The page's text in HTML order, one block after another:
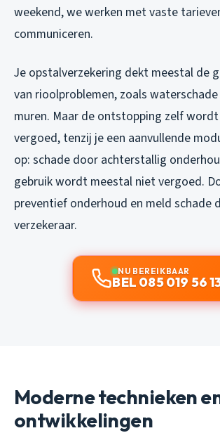
weekend, we werken met vaste
communiceren.
Je opstalverzekering dekt meestal de
van rioolproblemen, zoals
muren. Maar de ontstopping zelf
vergoed, tenzij je een aanvullende
op: schade door achterstallig
gebruik wordt meestal niet vergoed.
preventief onderhoud en meld schade
verzekeraar.
NU BEREIKBAAR
BEL 085 019 56
Moderne technieken
ontwikkelingen